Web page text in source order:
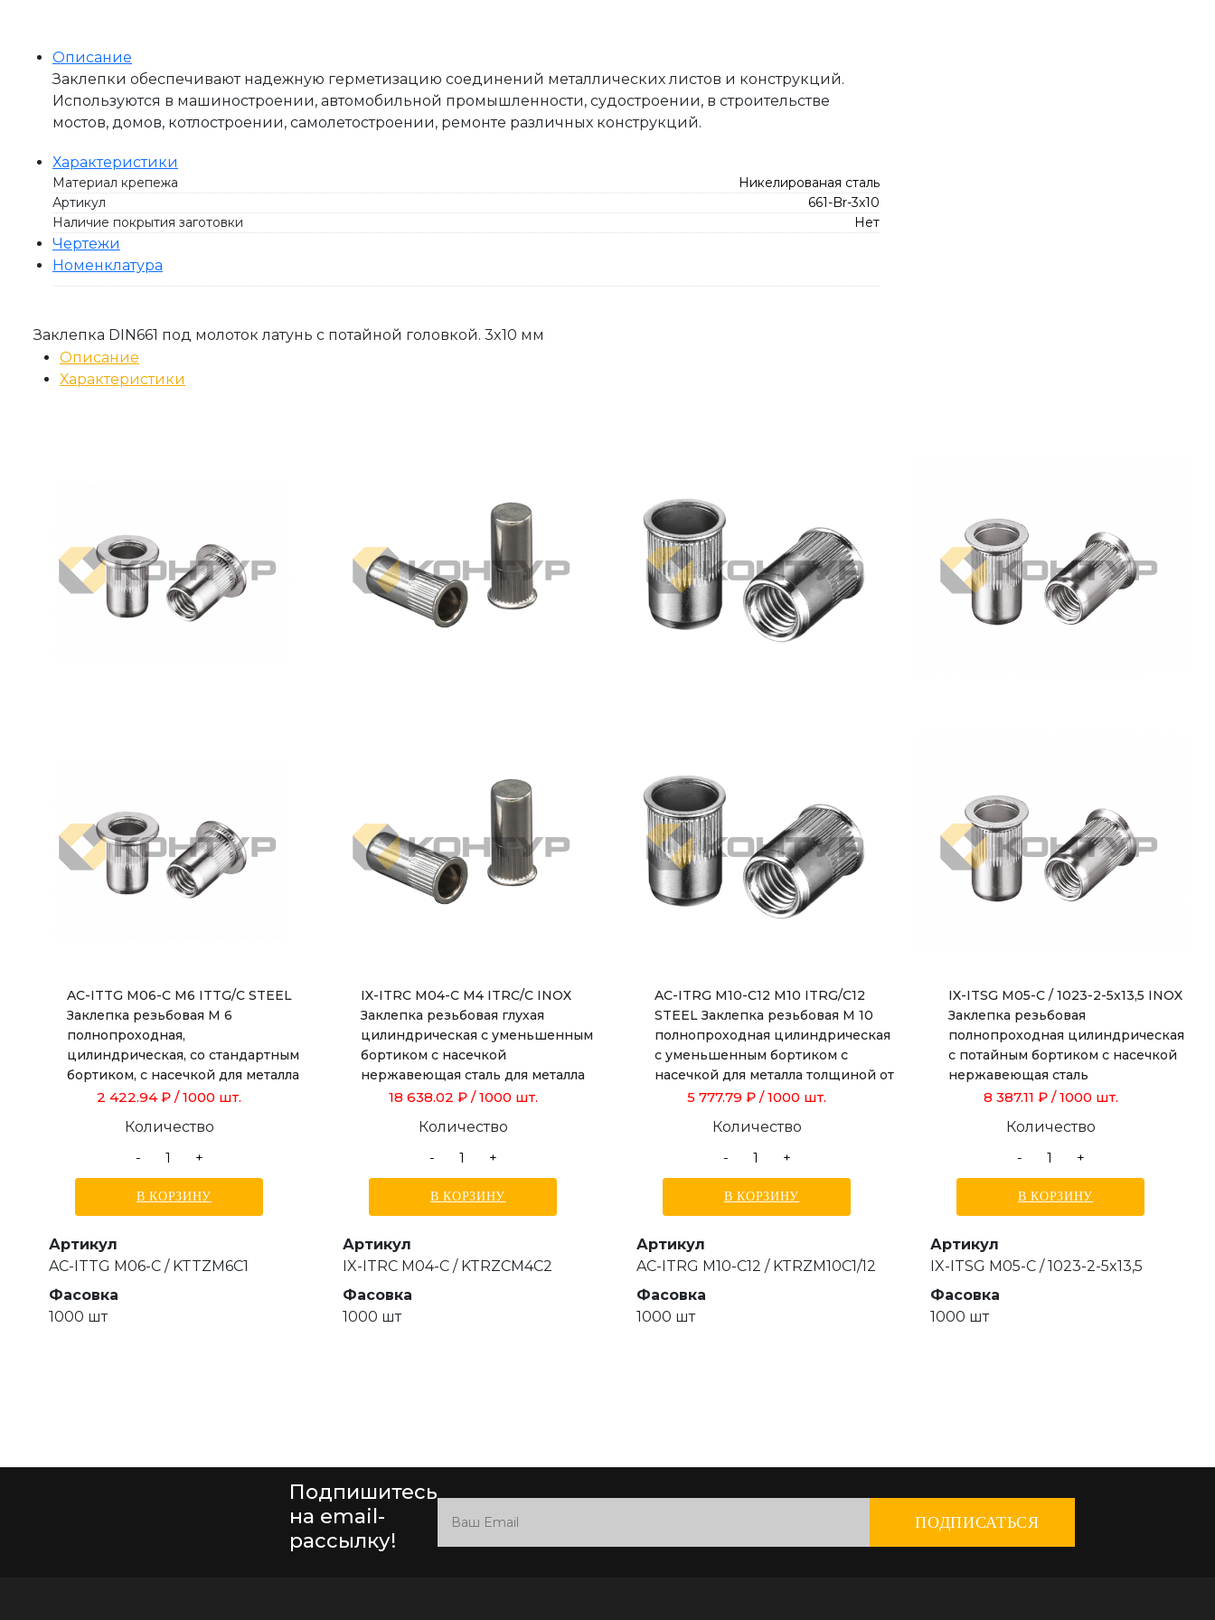
Описание
Заклепки обеспечивают надежную герметизацию соединений металлических листов и конструкций.
Используются в машиностроении, автомобильной промышленности, судостроении, в строительстве
мостов, домов, котлостроении, самолетостроении, ремонте различных конструкций.
Характеристики
Материал крепежа
Никелированая сталь
Артикул
661-Br-3x10
Наличие покрытия заготовки
Нет
Чертежи
Номенклатура
Заклепка DIN661 под молоток латунь с потайной головкой. 3x10 мм
Описание
Характеристики
AC-ITTG M06-C M6 ITTG/C STEEL
Заклепка резьбовая М 6
полнопроходная,
цилиндрическая, со стандартным
бортиком, с насечкой для металла
толщиной от 0,5 до 3,0 мм, длиной
2 422.94 ₽ / 1000 шт.
Количество
-
+
В КОРЗИНУ
Артикул
AC-ITTG M06-C / KTTZM6C1
Фасовка
1000 шт
IX-ITRC M04-C M4 ITRC/C INOX
Заклепка резьбовая глухая
цилиндрическая с уменьшенным
бортиком с насечкой
нержавеющая сталь для металла
толщиной от 0,5 до 2,0 мм
18 638.02 ₽ / 1000 шт.
Количество
-
+
В КОРЗИНУ
Артикул
IX-ITRC M04-C / KTRZCM4C2
Фасовка
1000 шт
AC-ITRG M10-C12 M10 ITRG/C12
STEEL Заклепка резьбовая М 10
полнопроходная цилиндрическая
с уменьшенным бортиком с
насечкой для металла толщиной от
1,0 до 3,5 мм, длиной 19,0 мм
5 777.79 ₽ / 1000 шт.
Количество
-
+
В КОРЗИНУ
Артикул
AC-ITRG M10-C12 / KTRZM10C1/12
Фасовка
1000 шт
IX-ITSG M05-C / 1023-2-5x13,5 INOX
Заклепка резьбовая
полнопроходная цилиндрическая
с потайным бортиком с насечкой
нержавеющая сталь
8 387.11 ₽ / 1000 шт.
Количество
-
+
В КОРЗИНУ
Артикул
IX-ITSG M05-C / 1023-2-5x13,5
Фасовка
1000 шт
Подпишитесь
на email-
рассылку!
ПОДПИСАТЬСЯ